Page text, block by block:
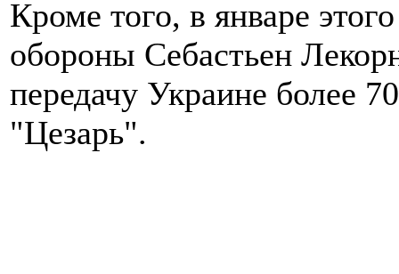
Кроме того, в январе
обороны Себастьен
передачу Украине более
"Цезарь".